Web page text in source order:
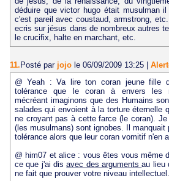
déduire que victor hugo était musulman
c'est pareil avec coustaud, armstrong,
ecris sur jésus dans de nombreux autres
le crucifix, halte en marchant, etc.
11. Posté par jojo le 06/09/2009 13:25
@ Yeah : Va lire ton coran jeune fille
tolérance que le coran à envers les
mécréant imaginons que des Humains
salades qui envoient à la torture éternelle
ne croyant pas à cette farce (le coran).
(les musulmans) sont ignobes. Il manquait
tolérance alors que leur coran vomitif n'en
@ him07 et alice : vous êtes vous même
ce que j'ai disavec des argumentsau lieu
ne fait que prouver votre niveau intellectuel.